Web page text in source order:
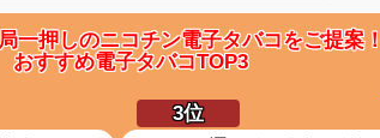
一押しのニコチン電子タバコをご提案！
おすすめ電子タバコTOP3